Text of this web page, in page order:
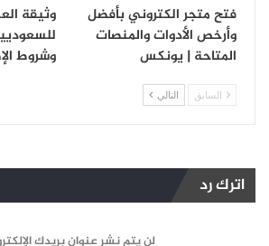
فتح متجر الكتروني بأفضل
وأرخص الأدوات والمنصات
المتاحة | يونكس
وثيقة
وشروط
السابق التالي
اترك رد
لن يتم نشر عنوان بريدك